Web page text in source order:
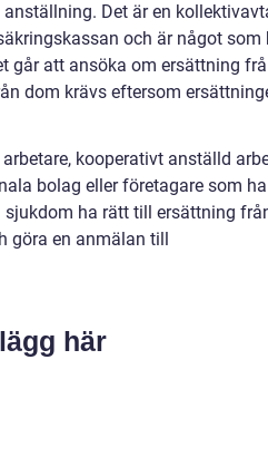
Det är en
och är något som
går att ansöka om ersättning
dom krävs eftersom
kooperativt anställd
bolag eller företagare som
ha rätt till ersättning
göra en anmälan till
här